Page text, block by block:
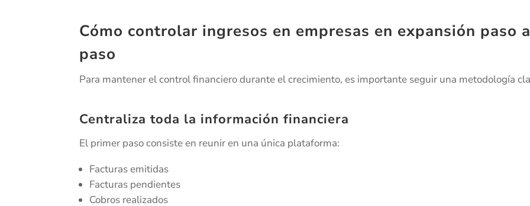
Cómo controlar ingresos en empresas en expansión paso a
paso
Para mantener el control financiero durante el crecimiento, es importante seguir una metodología
Centraliza toda la información financiera
El primer paso consiste en reunir en una única plataforma:
Facturas emitidas
Facturas pendientes
Cobros realizados